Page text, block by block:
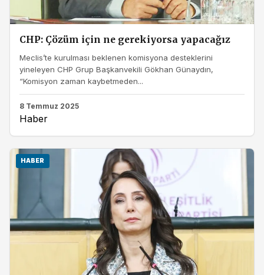
CHP: Çözüm için ne gerekiyorsa yapacağız
Meclis’te kurulması beklenen komisyona desteklerini
yineleyen CHP Grup Başkanvekili Gökhan Günaydın,
“Komisyon zaman kaybetmeden...
8 Temmuz 2025
Haber
HABER